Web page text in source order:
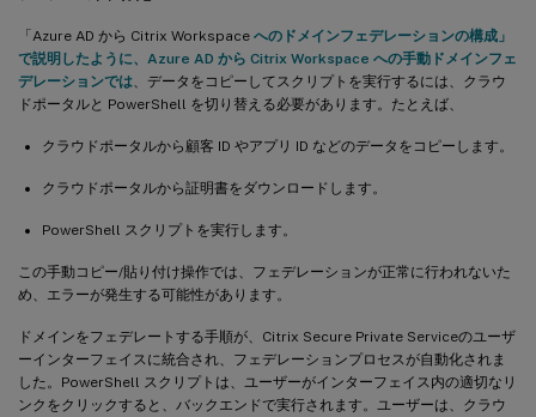
「Azure AD から Citrix Workspace へのドメインフェデレーションの構成」
で説明したように、Azure AD から Citrix Workspace への手動ドメインフェ
デレーションでは、データをコピーしてスクリプトを実行するには、クラウ
ドポータルと PowerShell を切り替える必要があります。たとえば、
クラウドポータルから顧客 ID やアプリ ID などのデータをコピーします。
クラウドポータルから証明書をダウンロードします。
PowerShell スクリプトを実行します。
この手動コピー/貼り付け操作では、フェデレーションが正常に行われないた
め、エラーが発生する可能性があります。
ドメインをフェデレートする手順が、Citrix Secure Private Serviceのユーザ
ーインターフェイスに統合され、フェデレーションプロセスが自動化されま
した。PowerShell スクリプトは、ユーザーがインターフェイス内の適切なリ
ンクをクリックすると、バックエンドで実行されます。ユーザーは、クラウ